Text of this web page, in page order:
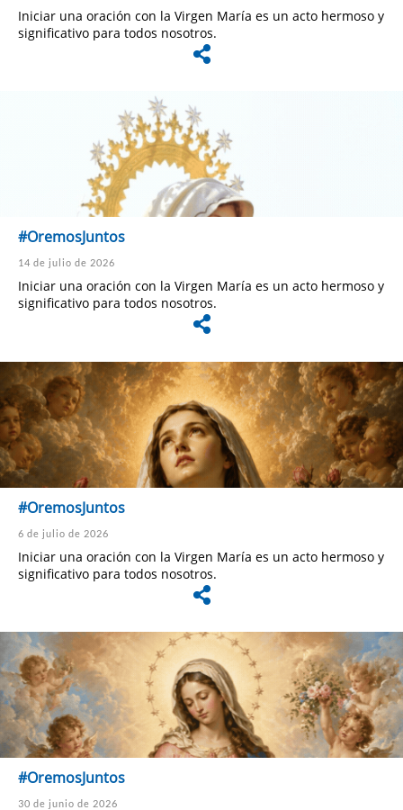
Iniciar una oración con la Virgen María es un acto hermoso y
significativo para todos nosotros.
#OremosJuntos
14 de julio de 2026
Iniciar una oración con la Virgen María es un acto hermoso y
significativo para todos nosotros.
#OremosJuntos
6 de julio de 2026
Iniciar una oración con la Virgen María es un acto hermoso y
significativo para todos nosotros.
#OremosJuntos
30 de junio de 2026